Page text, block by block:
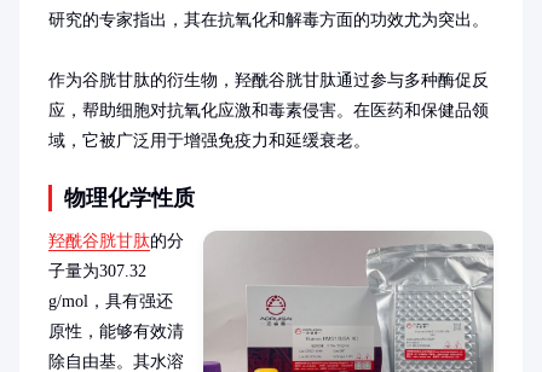
研究的专家指出，其在抗氧化和解毒方面的功效尤为突出。
作为谷胱甘肽的衍生物，羟酰谷胱甘肽通过参与多种酶促反
应，帮助细胞对抗氧化应激和毒素侵害。在医药和保健品领
域，它被广泛用于增强免疫力和延缓衰老。
物理化学性质
羟酰谷胱甘肽的分
子量为307.32
g/mol，具有强还
原性，能够有效清
除自由基。其水溶